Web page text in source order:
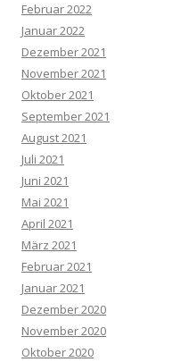
Februar 2022
Januar 2022
Dezember 2021
November 2021
Oktober 2021
September 2021
August 2021
Juli 2021
Juni 2021
Mai 2021
April 2021
März 2021
Februar 2021
Januar 2021
Dezember 2020
November 2020
Oktober 2020